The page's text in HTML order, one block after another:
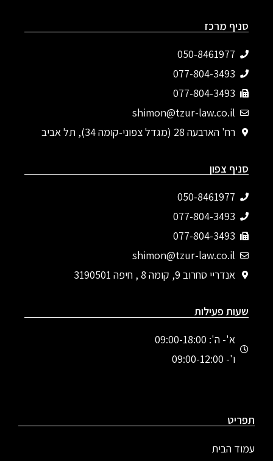
סניף מרכז
050-8461977
077-804-3493‬
077-804-3493
shimon@tzur-law.co.il
רח' הארבעה 28 (מגדל צפוני-קומה 34), תל אביב
סניף צפון
050-8461977
077-804-3493‬
077-804-3493
shimon@tzur-law.co.il
אנדריי סחרוב 9, קומה 8 , חיפה 3190501
שעות פעילות
א'- ה': 09:00-18:00
ו'- 09:00-12:00
תפריט
עמוד הבית